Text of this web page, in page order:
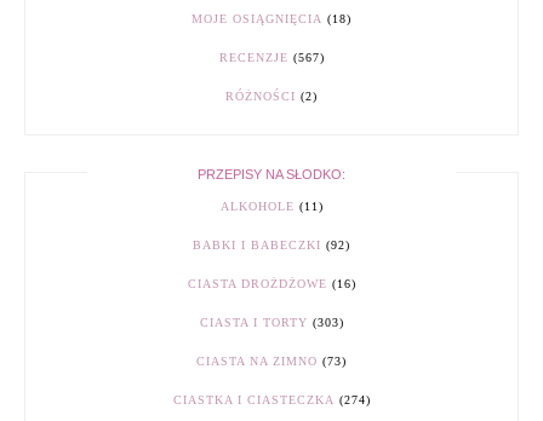
MOJE OSIĄGNIĘCIA (18)
RECENZJE (567)
RÓŻNOŚCI (2)
PRZEPISY NA SŁODKO:
ALKOHOLE (11)
BABKI I BABECZKI (92)
CIASTA DROŻDŻOWE (16)
CIASTA I TORTY (303)
CIASTA NA ZIMNO (73)
CIASTKA I CIASTECZKA (274)